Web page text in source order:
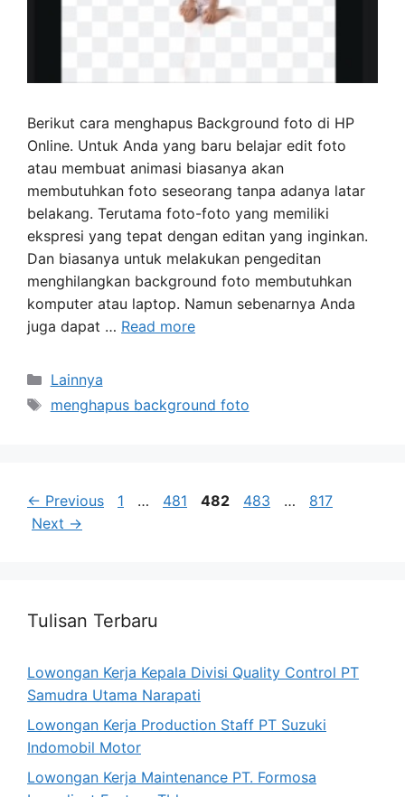
Berikut cara menghapus Background foto di HP
Online. Untuk Anda yang baru belajar edit foto
atau membuat animasi biasanya akan
membutuhkan foto seseorang tanpa adanya latar
belakang. Terutama foto-foto yang memiliki
ekspresi yang tepat dengan editan yang inginkan.
Dan biasanya untuk melakukan pengeditan
menghilangkan background foto membutuhkan
komputer atau laptop. Namun sebenarnya Anda
juga dapat … Read more
Categories
Lainnya
Tags
menghapus background foto
← Previous Page
1 … Page
481 Page
482 Page
483 … Page
817
Next →
Tulisan Terbaru
Lowongan Kerja Kepala Divisi Quality Control PT
Samudra Utama Narapati
Lowongan Kerja Production Staff PT Suzuki
Indomobil Motor
Lowongan Kerja Maintenance PT. Formosa